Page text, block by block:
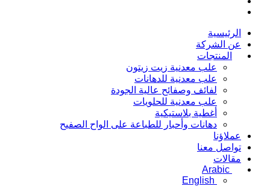
الرئيسية
عن الشركة
المنتجات
علب معدنية زيت زيتون
علب معدنية للدهانات
لفائف وصفائح عالية الجودة
علب معدنية للحلويات
أغطية بلاستيكية
دهانات وأحبار للطباعة على الواح الصفيح
عملاؤنا
تواصل معنا
مقالات
Arabic
English